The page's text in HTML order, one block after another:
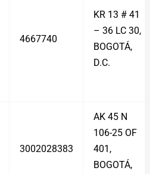
4667740
KR 13 # 41
– 36 LC 30,
BOGOTÁ,
D.C.
3002028383
AK 45 N
106-25 OF
401,
BOGOTÁ,